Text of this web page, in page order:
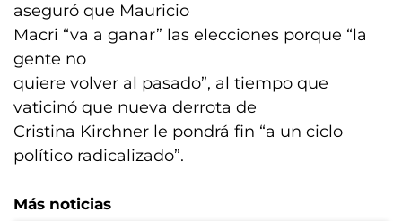
aseguró que Mauricio
Macri “va a ganar” las elecciones porque “la
gente no
quiere volver al pasado”, al tiempo que
vaticinó que nueva derrota de
Cristina Kirchner le pondrá fin “a un ciclo
político radicalizado”.
Más noticias